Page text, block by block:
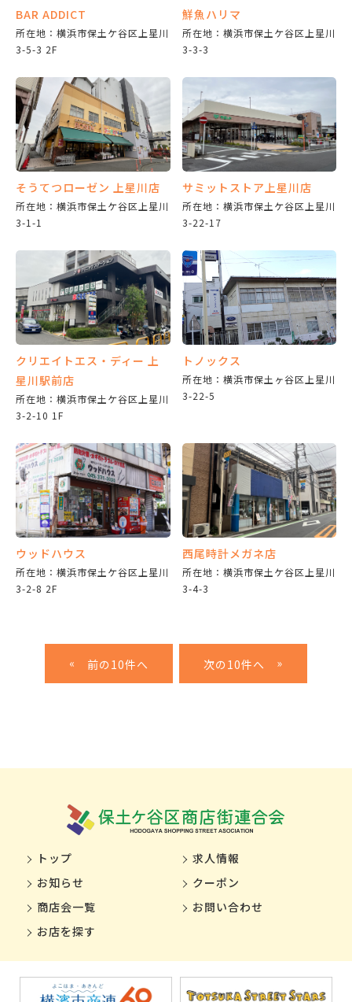
BAR ADDICT
所在地：横浜市保土ケ谷区上星川
3-5-3 2F
鮮魚ハリマ
所在地：横浜市保土ケ谷区上星川
3-3-3
そうてつローゼン 上星川店
所在地：横浜市保土ケ谷区上星川
3-1-1
サミットストア上星川店
所在地：横浜市保土ケ谷区上星川
3-22-17
クリエイトエス・ディー 上
星川駅前店
所在地：横浜市保土ケ谷区上星川
3-2-10 1F
トノックス
所在地：横浜市保土ヶ谷区上星川
3-22-5
ウッドハウス
所在地：横浜市保土ケ谷区上星川
3-2-8 2F
西尾時計メガネ店
所在地：横浜市保土ケ谷区上星川
3-4-3
« »
トップ
お知らせ
商店会一覧
お店を探す
求人情報
クーポン
お問い合わせ